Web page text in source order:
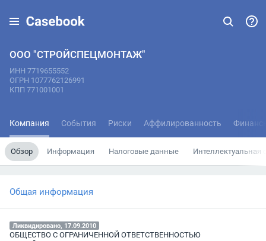
ООО "СТРОЙСПЕЦМОНТАЖ"
ИНН 7719655552
ОГРН 1077762126991
КПП 771001001
Компания События Риски Аффилированность
Обзор Информация Налоговые данные Интеллектуальная
Общая информация
Ликвидировано, 17.09.2010
ОБЩЕСТВО С ОГРАНИЧЕННОЙ ОТВЕТСТВЕННОСТЬЮ